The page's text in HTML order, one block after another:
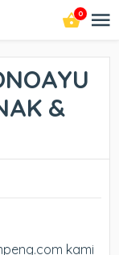
0
&
kami